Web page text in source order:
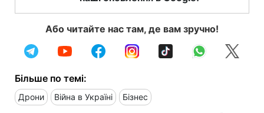
Або читайте нас там, де вам зручно!
Більше по темі:
Дрони Війна в Україні Бізнес